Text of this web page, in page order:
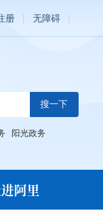
册 无障碍
阳光政务
阿里